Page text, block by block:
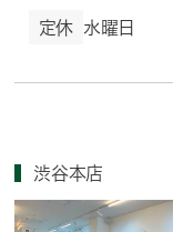
定休 水曜日
渋谷本店